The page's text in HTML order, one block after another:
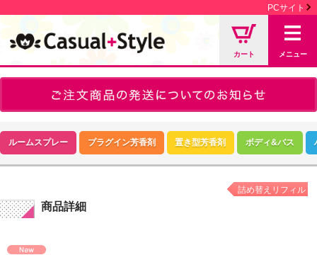
PCサイト
カート メニュー
ルームスプレー プラグイン芳香剤 置き型芳香剤 ボディ&バス
商品詳細
詰め替えリフィル